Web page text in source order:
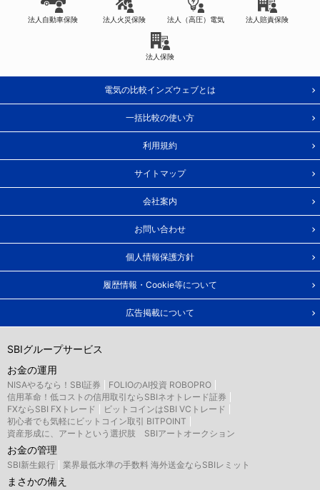
法人自動車保険 法人火災保険 法人（高圧）電気 法人賠責保険
法人保険
電気の比較インズウェブとは
一括比較の使い方
利用規約
サイトマップ
会社案内
お問い合わせ
個人情報保護方針
履歴情報・Cookie等について
広告掲載について
SBIグループサービス
お金の運用
NISAやるなら！SBI証券
FOLIOのAI投資 ROBOPRO
信用革命！低コストの信用取引ならSBIネオトレード証券
FXならSBI FXトレード
ビットコインはSBI VCトレード
初心者でも気軽にビットコイン取引 BITPOINT
資産形成に、アートという選択肢 SBIアートオークション
お金の管理
SBI新生銀行 業界最低水準の手数料 海外送金ならSBIレミット
まさかの備え